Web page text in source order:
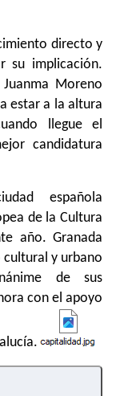
directo y
su implicación.
Moreno
estar a la altura
llegue el
candidatura
española
de la Cultura
año. Granada
y urbano
de sus
con el apoyo